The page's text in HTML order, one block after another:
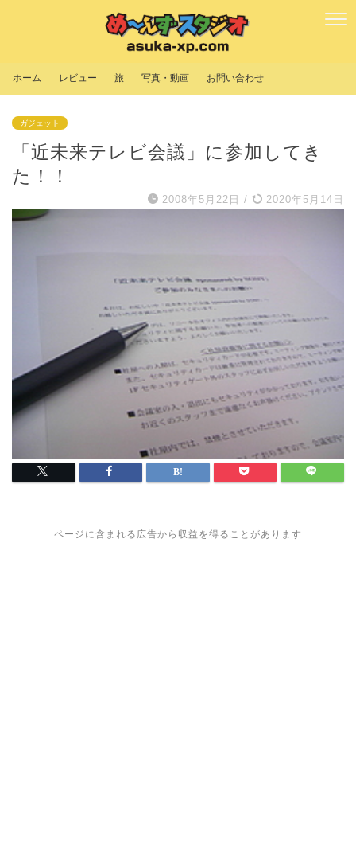
ホーム レビュー 旅 写真・動画 お問い合わせ
ガジェット
「近未来テレビ会議」に参加してき
た！！
2008年5月22日 / 2020年5月14日
ページに含まれる広告から収益を得ることがあります